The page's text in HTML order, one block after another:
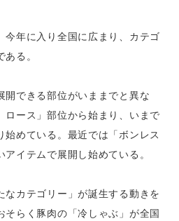
今年に入り全国に広まり、カテゴ
る。
開できる部位がいままでと異な
ロース」部位から始まり、いまで
始めている。最近では「ボンレス
イテムで展開し始めている。
なカテゴリー」が誕生する動きを
そらく豚肉の「冷しゃぶ」が全国